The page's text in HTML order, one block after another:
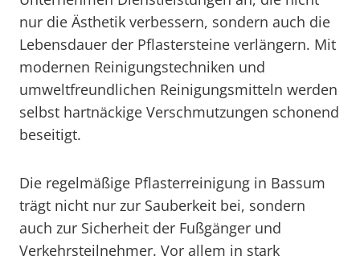
nur die Ästhetik verbessern, sondern auch die
Lebensdauer der Pflastersteine verlängern. Mit
modernen Reinigungstechniken und
umweltfreundlichen Reinigungsmitteln werden
selbst hartnäckige Verschmutzungen schonend
beseitigt.
Die regelmäßige Pflasterreinigung in Bassum
trägt nicht nur zur Sauberkeit bei, sondern
auch zur Sicherheit der Fußgänger und
Verkehrsteilnehmer. Vor allem in stark